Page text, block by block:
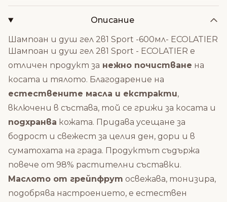
Описание
Шампоан и душ гел 2в1 Sport -600мл- ECOLATIER
Шампоан и душ гел 2в1 Sport - ECOLATIER е
отличен продукт за нежно почистване на
косата и тялото. Благодарение на
естествените масла и екстракти,
включени в състава, той се грижи за косата и
подхранва кожата. Придава усещане за
бодрост и свежест за целия ден, дори и в
суматохата на града. Продуктът съдържа
повече от 98% растителни съставки.
Маслото от грейпфрут освежава, тонизира,
подобрява настроението, е естествен